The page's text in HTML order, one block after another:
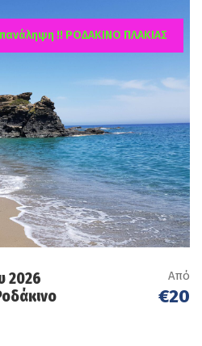
!! ΡΟΔΑΚΙΝΟ ΠΛΑΚΙΑΣ
2026
Από
€20